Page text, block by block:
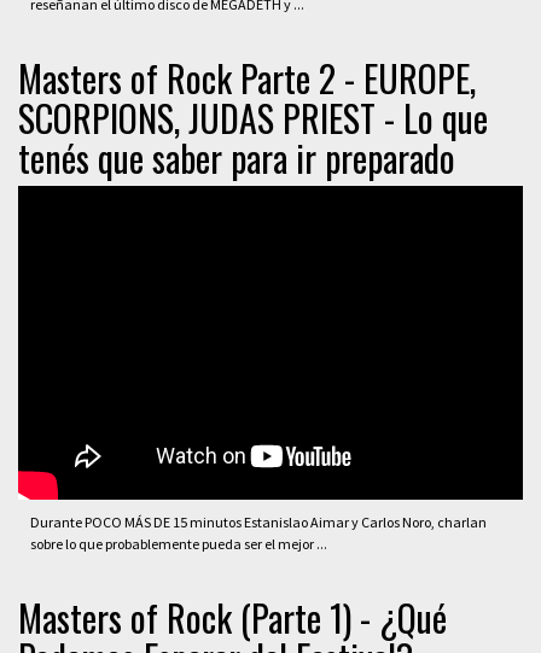
reseñanan el último disco de MEGADETH y ...
Masters of Rock Parte 2 - EUROPE,
SCORPIONS, JUDAS PRIEST - Lo que
tenés que saber para ir preparado
Durante POCO MÁS DE 15 minutos Estanislao Aimar y Carlos Noro, charlan
sobre lo que probablemente pueda ser el mejor ...
Masters of Rock (Parte 1) - ¿Qué